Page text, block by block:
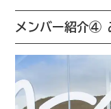
メンバー紹介④